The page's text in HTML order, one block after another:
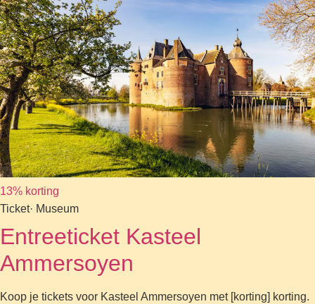
13% korting
Ticket· Museum
Entreeticket Kasteel
Ammersoyen
Koop je tickets voor Kasteel Ammersoyen met [korting] korting.